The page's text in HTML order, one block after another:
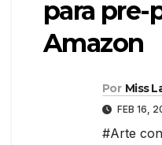
para pre-
Amazon
Por Miss
FEB 16,
#Arte